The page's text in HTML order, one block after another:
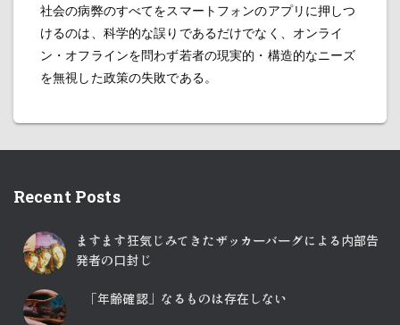
社会の病弊のすべてをスマートフォンのアプリに押しつ
けるのは、科学的な誤りであるだけでなく、オンライ
ン・オフラインを問わず若者の現実的・構造的なニーズ
を無視した政策の失敗である。
Recent Posts
ますます狂気じみてきたザッカーバーグによる内部告
発者の口封じ
「年齢確認」なるものは存在しない